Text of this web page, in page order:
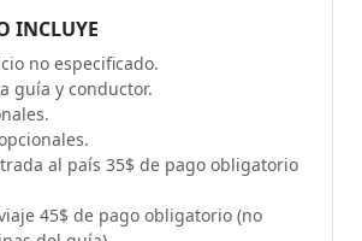
INCLUYE
no especificado.
guía y conductor.
al país 35$ de pago obligatorio
45$ de pago obligatorio (no